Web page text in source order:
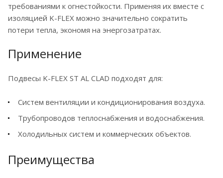
требованиями к огнестойкости. Применяя их вместе с
изоляцией K-FLEX можно значительно сократить
потери тепла, экономя на энергозатратах.
Применение
Подвесы K-FLEX ST AL CLAD подходят для:
Систем вентиляции и кондиционирования воздуха.
Трубопроводов теплоснабжения и водоснабжения.
Холодильных систем и коммерческих объектов.
Преимущества